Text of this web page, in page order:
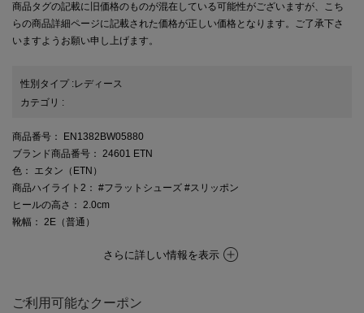
商品タグの記載に旧価格のものが混在している可能性がございますが、こち
らの商品詳細ページに記載された価格が正しい価格となります。ご了承下さ
いますようお願い申し上げます。
性別タイプ :レディース
カテゴリ :
商品番号 ： EN1382BW05880
ブランド商品番号 ： 24601 ETN
色 ： エタン（ETN）
商品ハイライト2 ： #フラットシューズ #スリッポン
ヒールの高さ ： 2.0cm
靴幅 ： 2E（普通）
さらに詳しい情報を表示
ご利用可能なクーポン